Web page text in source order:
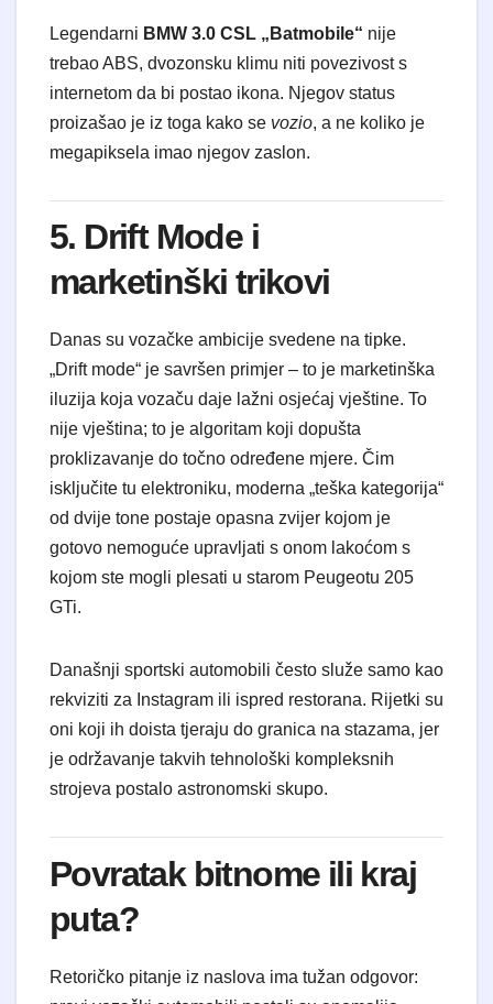
Legendarni BMW 3.0 CSL „Batmobile“ nije
trebao ABS, dvozonsku klimu niti povezivost s
internetom da bi postao ikona. Njegov status
proizašao je iz toga kako se vozio, a ne koliko je
megapiksela imao njegov zaslon.
5. Drift Mode i
marketinški trikovi
Danas su vozačke ambicije svedene na tipke.
„Drift mode“ je savršen primjer – to je marketinška
iluzija koja vozaču daje lažni osjećaj vještine. To
nije vještina; to je algoritam koji dopušta
proklizavanje do točno određene mjere. Čim
isključite tu elektroniku, moderna „teška kategorija“
od dvije tone postaje opasna zvijer kojom je
gotovo nemoguće upravljati s onom lakoćom s
kojom ste mogli plesati u starom Peugeotu 205
GTi.
Današnji sportski automobili često služe samo kao
rekviziti za Instagram ili ispred restorana. Rijetki su
oni koji ih doista tjeraju do granica na stazama, jer
je održavanje takvih tehnološki kompleksnih
strojeva postalo astronomski skupo.
Povratak bitnome ili kraj
puta?
Retoričko pitanje iz naslova ima tužan odgovor: